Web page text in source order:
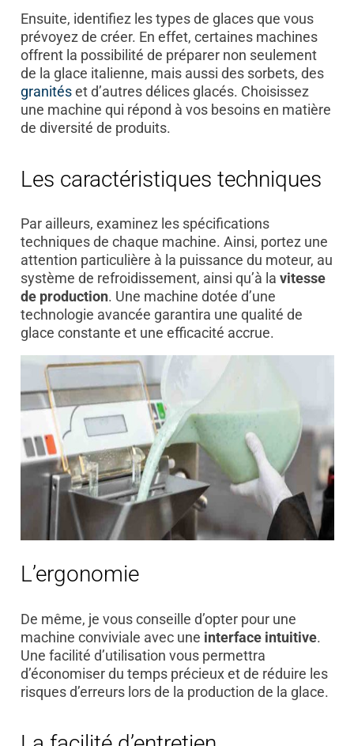
Ensuite, identifiez les types de glaces que vous
prévoyez de créer. En effet, certaines machines
offrent la possibilité de préparer non seulement
de la glace italienne, mais aussi des sorbets, des
granitéset d’autres délices glacés. Choisissez
une machine qui répond à vos besoins en matière
de diversité de produits.
Les caractéristiques techniques
Par ailleurs, examinez les spécifications
techniques de chaque machine. Ainsi, portez une
attention particulière à la puissance du moteur, au
système de refroidissement, ainsi qu’à la vitesse
de production. Une machine dotée d’une
technologie avancée garantira une qualité de
glace constante et une efficacité accrue.
L’ergonomie
De même, je vous conseille d’opter pour une
machine conviviale avec une interface intuitive.
Une facilité d’utilisation vous permettra
d’économiser du temps précieux et de réduire les
risques d’erreurs lors de la production de la glace.